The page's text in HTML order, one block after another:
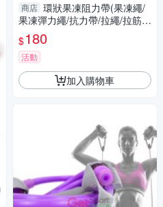
商店 環狀果凍阻力帶(果凍繩/
果凍彈力繩/抗力帶/拉繩/拉筋
帶/瑜珈帶/伸展繩/拉力帶/阻力
帶/GetSport)
$180
活動
加入購物車